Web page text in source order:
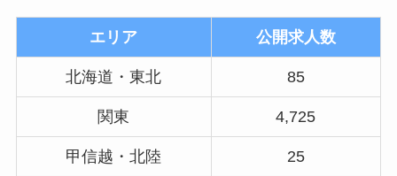
エリア 公開求人数
北海道・東北 85
関東 4,725
甲信越・北陸 25